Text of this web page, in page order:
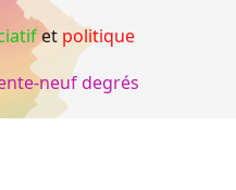
etpolitique
neuf degrés